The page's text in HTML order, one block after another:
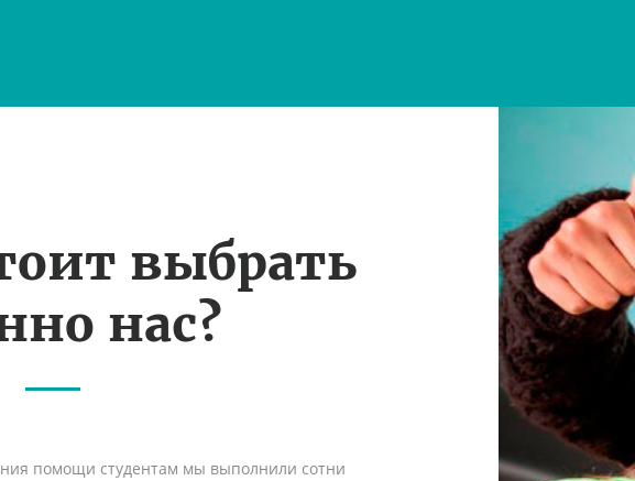
выбрать
нас?
помощи студентам мы выполнили сотни